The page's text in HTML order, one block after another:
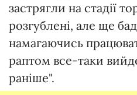
застрягли на стадії
розгублені, але ще
намагаючись
раптом все-таки
раніше".